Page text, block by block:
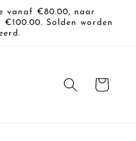
vanaf €80.00, naar
Solden worden
Winkelwagen